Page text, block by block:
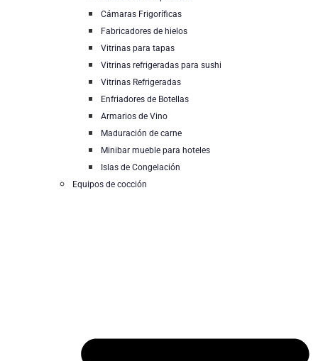
Cámaras Frigoríficas
Fabricadores de hielos
Vitrinas para tapas
Vitrinas refrigeradas para sushi
Vitrinas Refrigeradas
Enfriadores de Botellas
Armarios de Vino
Maduración de carne
Minibar mueble para hoteles
Islas de Congelación
Equipos de cocción